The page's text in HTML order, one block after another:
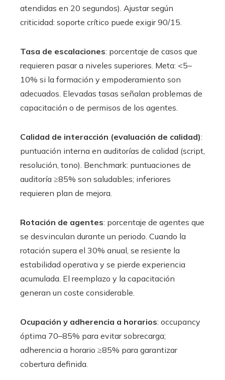
atendidas en 20 segundos). Ajustar según
criticidad: soporte crítico puede exigir 90/15.
Tasa de escalaciones: porcentaje de casos que
requieren pasar a niveles superiores. Meta: <5–
10% si la formación y empoderamiento son
adecuados. Elevadas tasas señalan problemas de
capacitación o de permisos de los agentes.
Calidad de interacción (evaluación de calidad):
puntuación interna en auditorías de calidad (script,
resolución, tono). Benchmark: puntuaciones de
auditoría ≥85% son saludables; inferiores
requieren plan de mejora.
Rotación de agentes: porcentaje de agentes que
se desvinculan durante un periodo. Cuando la
rotación supera el 30% anual, se resiente la
estabilidad operativa y se pierde experiencia
acumulada. El reemplazo y la capacitación
generan un coste considerable.
Ocupación y adherencia a horarios: occupancy
óptima 70–85% para evitar sobrecarga;
adherencia a horario ≥85% para garantizar
cobertura definida.